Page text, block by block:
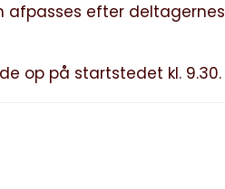
efter deltagernes
op på startstedet kl. 9.30.